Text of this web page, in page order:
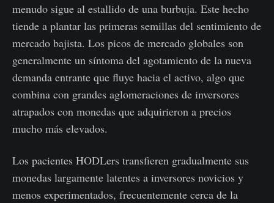
menudo sigue al estallido de una burbuja. Este hecho
tiende a plantar las primeras semillas del sentimiento de
mercado bajista. Los picos de mercado globales son
generalmente un síntoma del agotamiento de la nueva
demanda entrante que fluye hacia el activo, algo que
combina con grandes aglomeraciones de inversores
atrapados con monedas que adquirieron a precios
mucho más elevados.
Los pacientes HODLers transfieren gradualmente sus
monedas largamente latentes a inversores novicios y
menos experimentados, frecuentemente cerca de la